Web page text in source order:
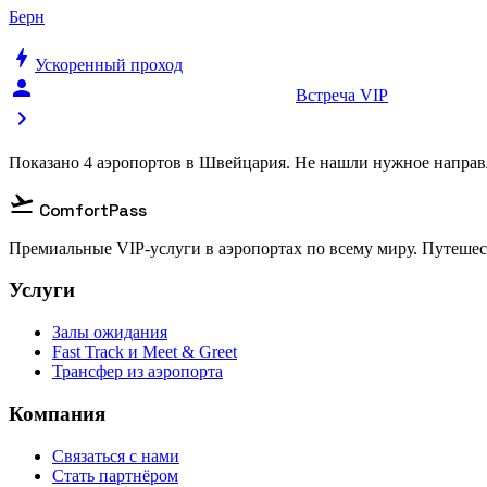
Берн
bolt Ускоренный проход
person_celebrate Встреча VIP
chevron_right
Показано 4 аэропортов в Швейцария. Не нашли нужное
flight_takeoff ComfortPass
Премиальные VIP-услуги в аэропортах по всему миру.
Услуги
Залы ожидания
Fast Track и Meet & Greet
Трансфер из аэропорта
Компания
Связаться с нами
Стать партнёром